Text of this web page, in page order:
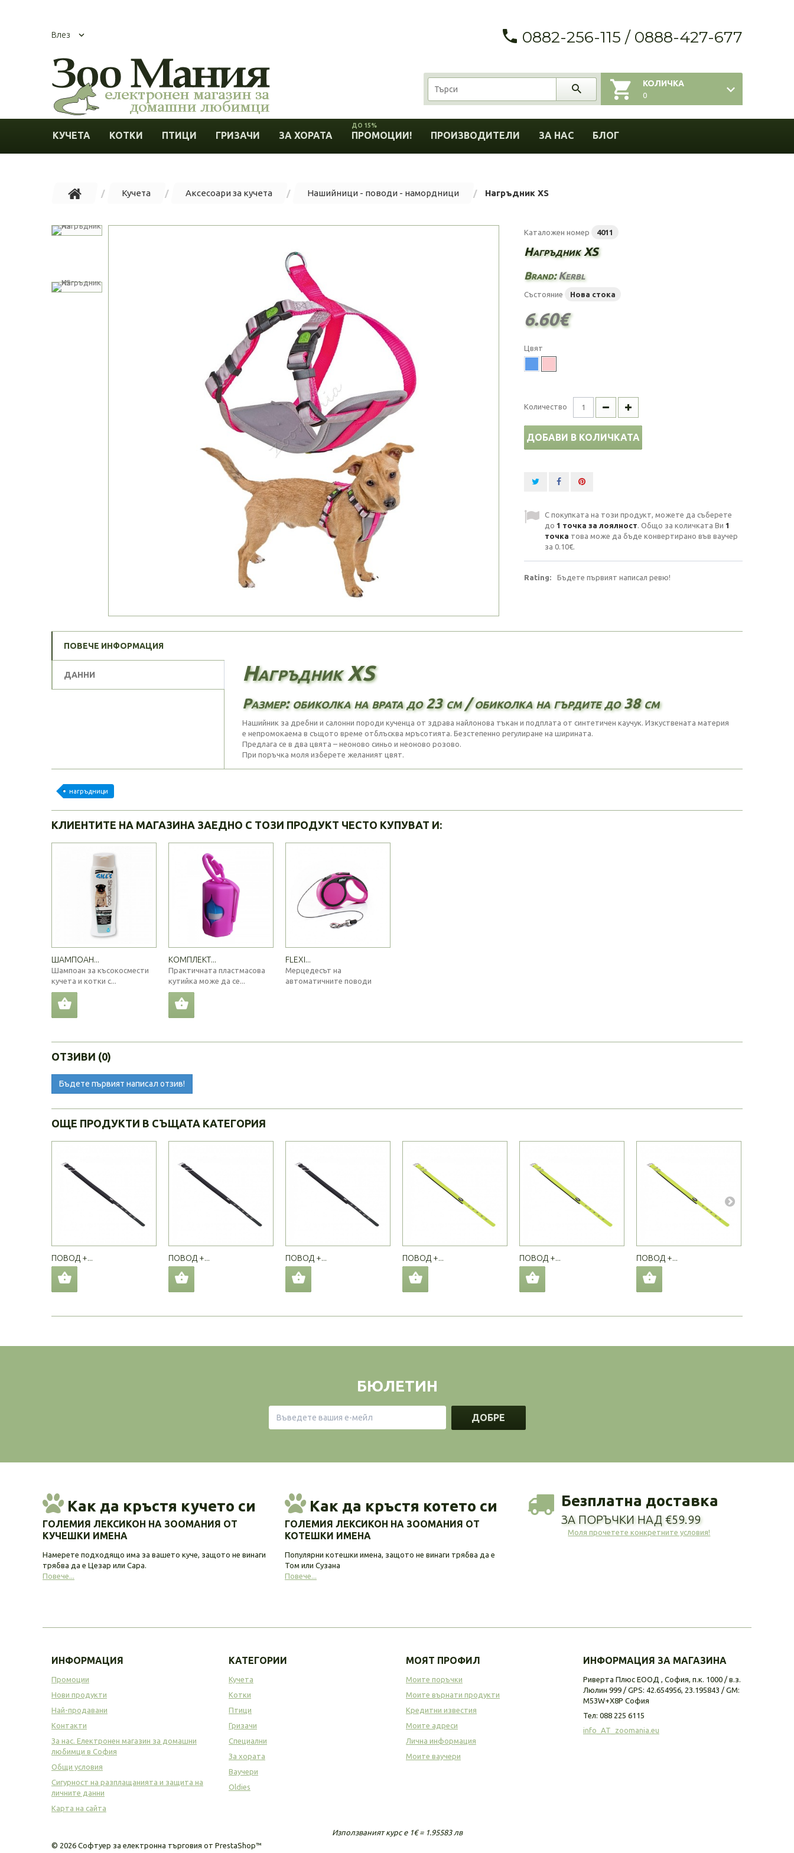
Влез 0882-256-115 / 0888-427-677
КОЛИЧКА
0
КУЧЕТА КОТКИ ПТИЦИ ГРИЗАЧИ ЗА ХОРАТА ПРОМОЦИИ!
ДО 15%
ПРОИЗВОДИТЕЛИ ЗА НАС БЛОГ
Кучета Аксесоари за кучета Нашийници - поводи - намордници Нагръдник XS
Каталожен номер 4011
Нагръдник XS
Brand:Kerbl
Състояние Нова стока
6.60€
Цвят
Количество
ДОБАВИ В КОЛИЧКАТА
С покупката на този продукт, можете да съберете
до 1 точка за лоялност. Общо за количката Ви 1
точка това може да бъде конвертирано във ваучер
за 0.10€.
Rating: Бъдете първият написал ревю!
ПОВЕЧЕ ИНФОРМАЦИЯ
ДАННИ Нагръдник XS
Размер: обиколка на врата до 23 см / обиколка на гърдите до 38 см
Нашийник за дребни и салонни породи кученца от здрава найлонова тъкан и подплата от синтетичен каучук. Изкуствената материя
е непромокаема в същото време отблъсква мръсотията. Безстепенно регулиране на ширината.
Предлага се в два цвята – неоново синьо и неоново розово.
При поръчка моля изберете желаният цвят.
нагръдници
КЛИЕНТИТЕ НА МАГАЗИНА ЗАЕДНО С ТОЗИ ПРОДУКТ ЧЕСТО КУПУВАТ И:
ШАМПОАН...
Шампоан за късокосмести
кучета и котки с...
КОМПЛЕКТ...
Практичната пластмасова
кутийка може да се...
FLEXI...
Мерцедесът на
автоматичните поводи
ОТЗИВИ (0)
Бъдете първият написал отзив!
ОЩЕ ПРОДУКТИ В СЪЩАТА КАТЕГОРИЯ
ПОВОД +... ПОВОД +... ПОВОД +... ПОВОД +... ПОВОД +... ПОВОД +...
БЮЛЕТИН
ДОБРЕ
Как да кръстя кучето си
ГОЛЕМИЯ ЛЕКСИКОН НА ЗООМАНИЯ ОТ
КУЧЕШКИ ИМЕНА
Намерете подходящо има за вашето куче, защото не винаги
трябва да е Цезар или Сара.
Повече...
Как да кръстя котето си
ГОЛЕМИЯ ЛЕКСИКОН НА ЗООМАНИЯ ОТ
КОТЕШКИ ИМЕНА
Популярни котешки имена, защото не винаги трябва да е
Том или Сузана
Повече...
Безплатна доставка
ЗА ПОРЪЧКИ НАД €59.99
Моля прочетете конкретните условия!
ИНФОРМАЦИЯ
Промоции
Нови продукти
Най-продавани
Контакти
За нас. Електронен магазин за домашни
любимци в София
Общи условия
Сигурност на разплащанията и защита на
личните данни
Карта на сайта
© 2026 Софтуер за електронна търговия от PrestaShop™
КАТЕГОРИИ
Кучета
Котки
Птици
Гризачи
Специални
За хората
Ваучери
Oldies
МОЯТ ПРОФИЛ
Моите поръчки
Моите върнати продукти
Кредитни известия
Моите адреси
Лична информация
Моите ваучери
ИНФОРМАЦИЯ ЗА МАГАЗИНА
Риверта Плюс ЕООД , София, п.к. 1000 / в.з.
Люлин 999 / GPS: 42.654956, 23.195843 / GM:
M53W+X8P София
Тел: 088 225 6115
info_AT_zoomania.eu
Използваният курс е 1€ = 1.95583 лв